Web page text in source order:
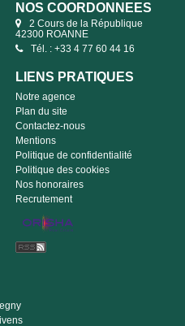
NOS COORDONNÉES
2 Cours de la République
42300 ROANNE
Tél. : +33 4 77 60 44 16
LIENS PRATIQUES
Notre agence
Plan du site
Contactez-nous
Mentions
Politique de confidentialité
Politique des cookies
Nos honoraires
Recrutement